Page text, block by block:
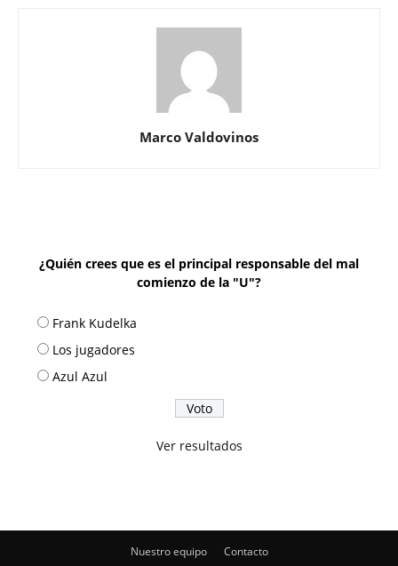
Marco Valdovinos
¿Quién crees que es el principal responsable del mal
comienzo de la "U"?
Frank Kudelka
Los jugadores
Azul Azul
Ver resultados
Nuestro equipo Contacto